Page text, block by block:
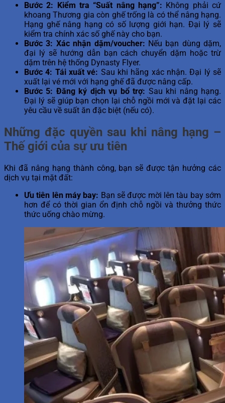
Bước 2: Kiểm tra “Suất nâng hạng”: Không phải cứ
khoang Thương gia còn ghế trống là có thể nâng hạng.
Hạng ghế nâng hạng có số lượng giới hạn. Đại lý sẽ
kiểm tra chính xác số ghế này cho bạn.
Bước 3: Xác nhận dặm/voucher: Nếu bạn dùng dặm,
đại lý sẽ hướng dẫn bạn cách chuyển dặm hoặc trừ
dặm trên hệ thống Dynasty Flyer.
Bước 4: Tái xuất vé: Sau khi hãng xác nhận. Đại lý sẽ
xuất lại vé mới với hạng ghế đã được nâng cấp.
Bước 5: Đăng ký dịch vụ bổ trợ: Sau khi nâng hạng.
Đại lý sẽ giúp bạn chọn lại chỗ ngồi mới và đặt lại các
yêu cầu về suất ăn đặc biệt (nếu có).
Những đặc quyền sau khi nâng hạng –
Thế giới của sự ưu tiên
Khi đã nâng hạng thành công, bạn sẽ được tận hưởng các
dịch vụ tại mặt đất:
Ưu tiên lên máy bay: Bạn sẽ được mời lên tàu bay sớm
hơn để có thời gian ổn định chỗ ngồi và thưởng thức
thức uống chào mừng.